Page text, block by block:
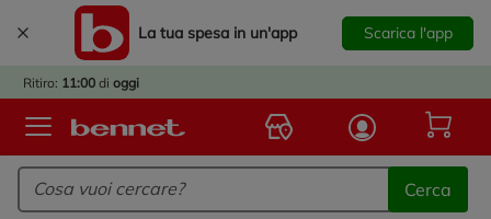
La tua spesa in un'app Scarica l'app
Ritiro: 11:00 di oggi
Logo Bennet - Torna alla homepage
Cerca